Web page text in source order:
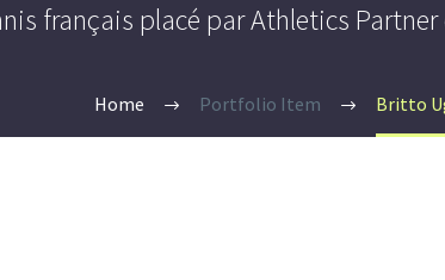
français placé par Athletics
Home Portfolio Item Britto